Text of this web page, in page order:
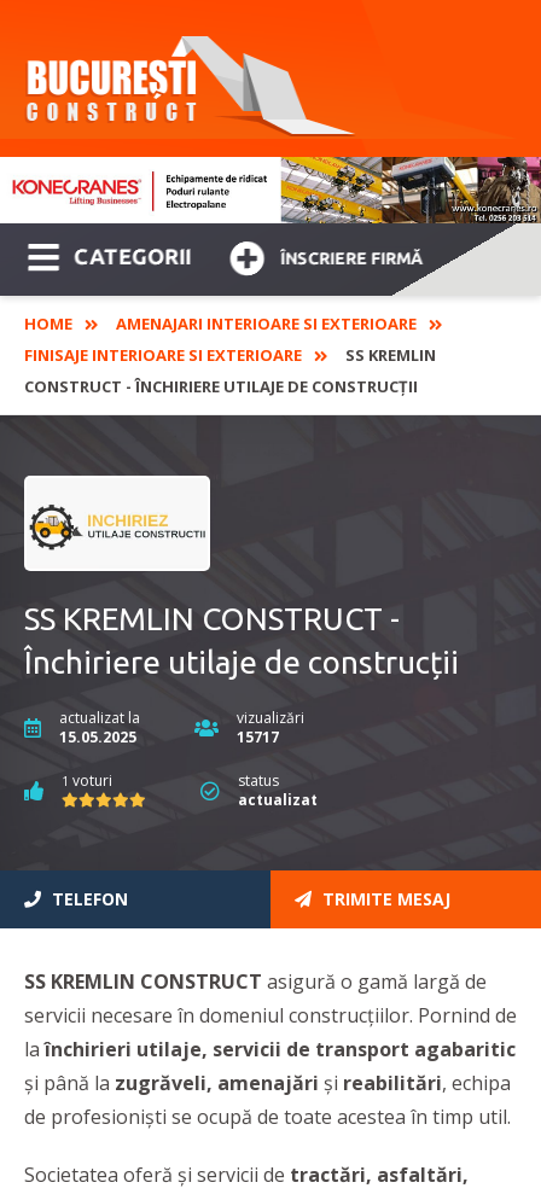
CATEGORII ÎNSCRIERE FIRMĂ
HOME
AMENAJARI INTERIOARE SI EXTERIOARE
FINISAJE INTERIOARE SI EXTERIOARE
SS KREMLIN
CONSTRUCT - ÎNCHIRIERE UTILAJE DE CONSTRUCȚII
SS KREMLIN CONSTRUCT -
Închiriere utilaje de construcții
actualizat la
15.05.2025
vizualizări
15717
1 voturi
status
actualizat
TELEFON TRIMITE MESAJ
SS KREMLIN CONSTRUCT asigură o gamă largă de
servicii necesare în domeniul construcțiilor. Pornind de
laînchirieri utilaje, servicii de transport agabaritic
și până la zugrăveli, amenajări și reabilitări, echipa
de profesioniști se ocupă de toate acestea în timp util.
Societatea oferă și servicii de tractări, asfaltări,